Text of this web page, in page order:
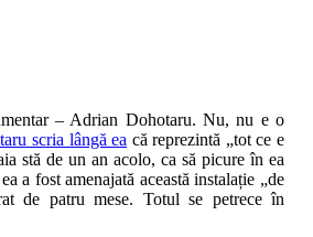
– Adrian Dohotaru. Nu, nu e o
scria lângă ea că reprezintă „tot ce e
stă de un an acolo, ca să picure în ea
a fost amenajată această instalație „de
de patru mese. Totul se petrece în